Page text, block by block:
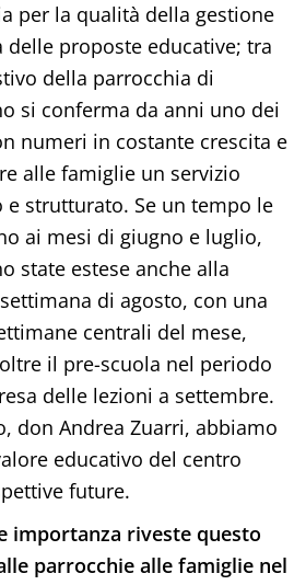
per la qualità della gestione
delle proposte educative; tra
della parrocchia di
si conferma da anni uno dei
numeri in costante crescita e
alle famiglie un servizio
strutturato. Se un tempo le
ai mesi di giugno e luglio,
state estese anche alla
di agosto, con una
centrali del mese,
il pre-scuola nel periodo
delle lezioni a settembre.
don Andrea Zuarri, abbiamo
educativo del centro
future.
importanza riveste questo
parrocchie alle famiglie nel